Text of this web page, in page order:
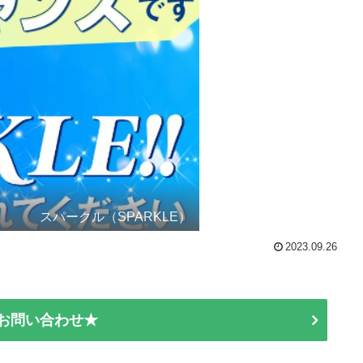
スパークル（SPARKLE）
2023.09.26
問い合わせ★